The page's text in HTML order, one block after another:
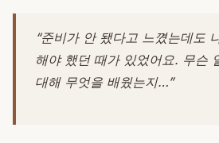
“준비가 안 됐다고 느꼈는데도
해야 했던 때가 있었어요. 무슨
대해 무엇을 배웠는지…”